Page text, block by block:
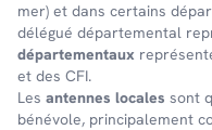
mer) et dans certains
délé­gué dépar­te­men­tal
départementaux
et des CFI.
Les antennes locales sont
bénévole, principalement